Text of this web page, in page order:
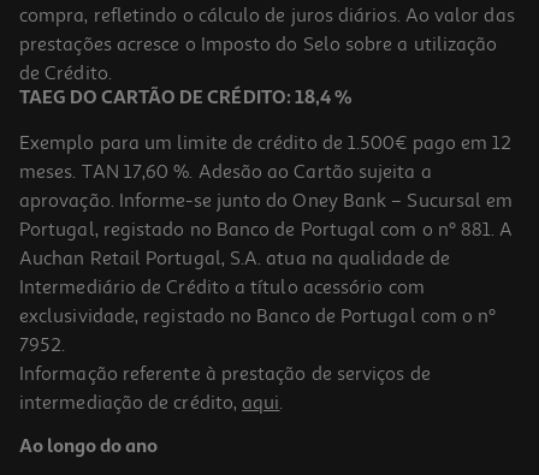
compra, refletindo o cálculo de juros diários. Ao valor das
prestações acresce o Imposto do Selo sobre a utilização
de Crédito.
TAEG DO CARTÃO DE CRÉDITO: 18,4 %
Exemplo para um limite de crédito de 1.500€ pago em 12
meses. TAN 17,60 %. Adesão ao Cartão sujeita a
aprovação. Informe-se junto do Oney Bank – Sucursal em
Portugal, registado no Banco de Portugal com o nº 881. A
Auchan Retail Portugal, S.A. atua na qualidade de
Intermediário de Crédito a título acessório com
exclusividade, registado no Banco de Portugal com o nº
7952.
Informação referente à prestação de serviços de
intermediação de crédito, aqui.
Ao longo do ano